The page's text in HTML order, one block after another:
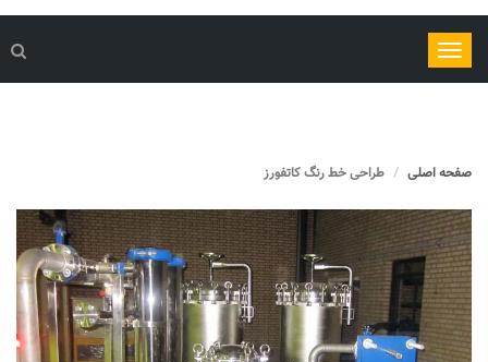
ناوبری
را
صفحه اصلی طراحی خط رنگ کاتفورز